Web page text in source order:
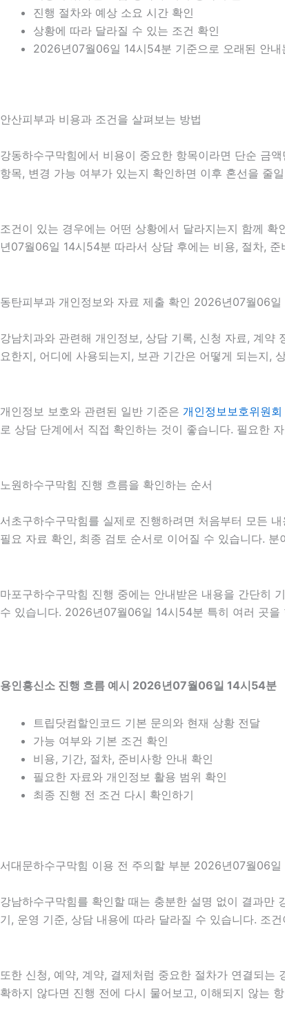
진행 절차와 예상 소요 시간 확인
상황에 따라 달라질 수 있는 조건 확인
2026년07월06일 14시54분 기준으로 오래된 안내
안산피부과 비용과 조건을 살펴보는 방법
강동하수구막힘에서 비용이 중요한 항목이라면 단순 금
항목, 변경 가능 여부가 있는지 확인하면 이후 혼선을 줄
조건이 있는 경우에는 어떤 상황에서 달라지는지 함께
년07월06일 14시54분 따라서 상담 후에는 비용, 절차,
동탄피부과 개인정보와 자료 제출 확인 2026년07월06일
강남치과와 관련해 개인정보, 상담 기록, 신청 자료, 계
요한지, 어디에 사용되는지, 보관 기간은 어떻게 되는지,
개인정보 보호와 관련된 일반 기준은 개인정보보호위원회
로 상담 단계에서 직접 확인하는 것이 좋습니다. 필요한
노원하수구막힘 진행 흐름을 확인하는 순서
서초구하수구막힘를 실제로 진행하려면 처음부터 모든
필요 자료 확인, 최종 검토 순서로 이어질 수 있습니다.
마포구하수구막힘 진행 중에는 안내받은 내용을 간단히
수 있습니다. 2026년07월06일 14시54분 특히 여러 곳
용인흥신소 진행 흐름 예시 2026년07월06일 14시54분
트립닷컴할인코드 기본 문의와 현재 상황 전달
가능 여부와 기본 조건 확인
비용, 기간, 절차, 준비사항 안내 확인
필요한 자료와 개인정보 활용 범위 확인
최종 진행 전 조건 다시 확인하기
서대문하수구막힘 이용 전 주의할 부분 2026년07월06일
강남하수구막힘를 확인할 때는 충분한 설명 없이 결과
기, 운영 기준, 상담 내용에 따라 달라질 수 있습니다. 조
또한 신청, 예약, 계약, 결제처럼 중요한 절차가 연결되는
확하지 않다면 진행 전에 다시 물어보고, 이해되지 않는